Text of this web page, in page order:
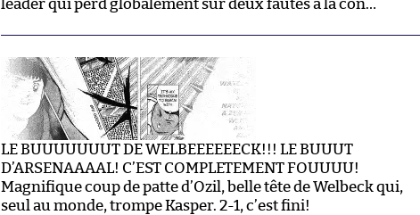
leader qui perd globalement sur deux fautes à la con…
LE BUUUUUUUT DE WELBEEEEEECK!!! LE BUUUT
D’ARSENAAAAL! C’EST COMPLETEMENT FOUUUU!
Magnifique coup de patte d’Ozil, belle tête de Welbeck qui,
seul au monde, trompe Kasper. 2-1, c’est fini!